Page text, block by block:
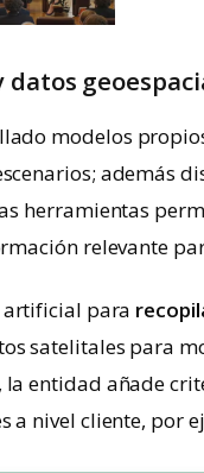
modelos
además
herramientas
relevante
para
satelitales para
la entidad añade
a nivel cliente, por